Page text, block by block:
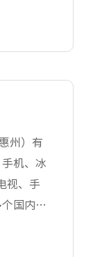
四大业
术问
州）有
机、冰
视、手
国内外
力行业